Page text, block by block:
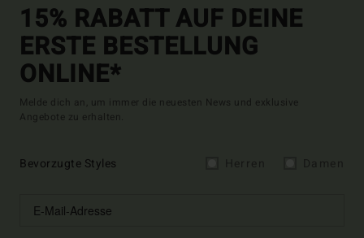
15% RABATT AUF DEINE
ERSTE BESTELLUNG
ONLINE*
Melde dich an, um immer die neuesten News und exklusive
Angebote zu erhalten.
Bevorzugte Styles